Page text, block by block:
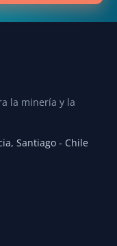
la minería y la
Santiago - Chile